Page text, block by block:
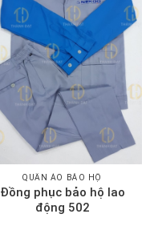
QUẦN ÁO BẢO HỘ
Đồng phục bảo hộ lao
động 502